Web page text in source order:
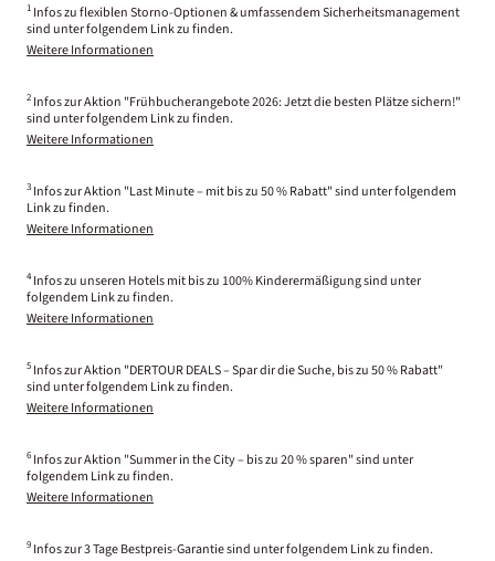
1 Infos zu flexiblen Storno-Optionen & umfassendem Sicherheitsmanagement
sind unter folgendem Link zu finden.
Weitere Informationen
2 Infos zur Aktion "Frühbucherangebote 2026: Jetzt die besten Plätze sichern!"
sind unter folgendem Link zu finden.
Weitere Informationen
3 Infos zur Aktion "Last Minute – mit bis zu 50 % Rabatt" sind unter folgendem
Link zu finden.
Weitere Informationen
4 Infos zu unseren Hotels mit bis zu 100% Kinderermäßigung sind unter
folgendem Link zu finden.
Weitere Informationen
5 Infos zur Aktion "DERTOUR DEALS – Spar dir die Suche, bis zu 50 % Rabatt"
sind unter folgendem Link zu finden.
Weitere Informationen
6 Infos zur Aktion "Summer in the City – bis zu 20 % sparen" sind unter
folgendem Link zu finden.
Weitere Informationen
9 Infos zur 3 Tage Bestpreis-Garantie sind unter folgendem Link zu finden.